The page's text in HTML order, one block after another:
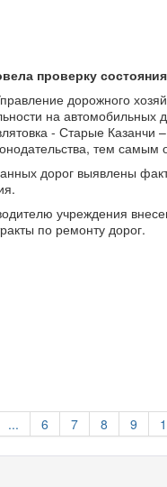
проверку
дорожного
на автомобильных
- Старые Казанчи
тем
дорог выявлены
учреждения
по ремонту дорог.
... 6 7 8 9